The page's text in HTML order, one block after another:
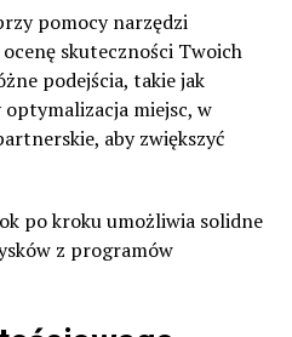
pomocy narzędzi
skuteczności Twoich
podejścia, takie jak
miejsc, w
aby zwiększyć
po kroku umożliwia solidne
z programów